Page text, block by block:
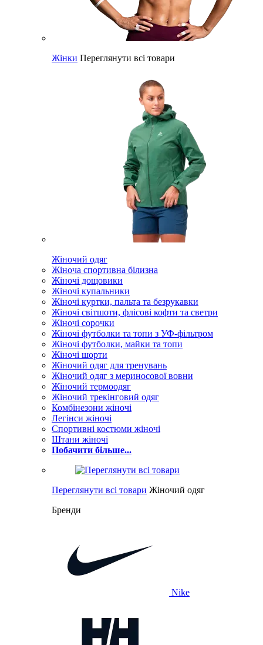
Жінки Переглянути всі товари
Жіночий одяг
Жіноча спортивна білизна
Жіночі дощовики
Жіночі купальники
Жіночі куртки, пальта та безрукавки
Жіночі світшоти, флісові кофти та светри
Жіночі сорочки
Жіночі футболки та топи з УФ-фільтром
Жіночі футболки, майки та топи
Жіночі шорти
Жіночий одяг для тренувань
Жіночий одяг з мериносової вовни
Жіночий термоодяг
Жіночий трекінговий одяг
Комбінезони жіночі
Легінси жіночі
Спортивні костюми жіночі
Штани жіночі
Побачити більше...
Переглянути всі товари Жіночий одяг
Бренди
Nike